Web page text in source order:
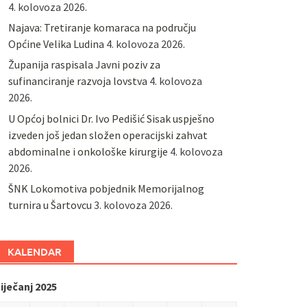
4. kolovoza 2026.
Najava: Tretiranje komaraca na području
Općine Velika Ludina 4. kolovoza 2026.
Županija raspisala Javni poziv za
sufinanciranje razvoja lovstva 4. kolovoza
2026.
U Općoj bolnici Dr. Ivo Pedišić Sisak uspješno
izveden još jedan složen operacijski zahvat
abdominalne i onkološke kirurgije 4. kolovoza
2026.
ŠNK Lokomotiva pobjednik Memorijalnog
turnira u Šartovcu 3. kolovoza 2026.
KALENDAR
2025